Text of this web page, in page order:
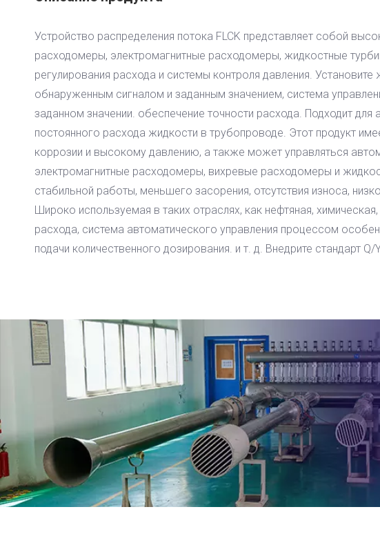
Устройство распределения потока FLCK представляет собой
расходомеры, электромагнитные расходомеры, жидкостные
регулирования расхода и системы контроля давления.
обнаруженным сигналом и заданным значением, система
заданном значении. обеспечение точности расхода. Подходит
постоянного расхода жидкости в трубопроводе. Этот продукт
коррозии и высокому давлению, а также может управляться
электромагнитные расходомеры, вихревые расходомеры и
стабильной работы, меньшего засорения, отсутствия износа,
Широко используемая в таких отраслях, как нефтяная,
расхода, система автоматического управления процессом
подачи количественного дозирования. и т. д. Внедрите стандарт